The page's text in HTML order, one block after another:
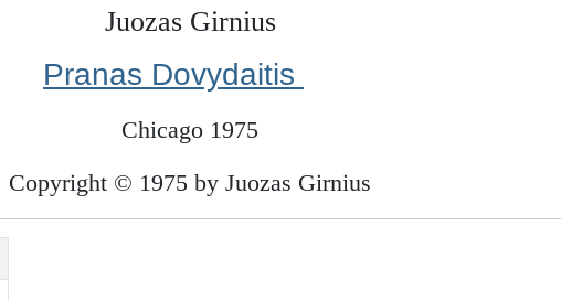
Juozas Girnius
Pranas Dovydaitis
Chicago 1975
Copyright © 1975 by Juozas Girnius